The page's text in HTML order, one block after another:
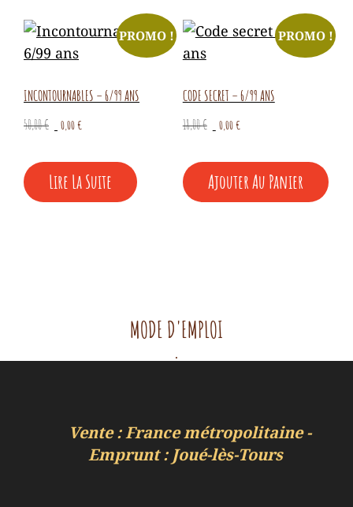
PROMO !
INCONTOURNABLES – 6/99 ANS
50,00€
Le
initial
était :
0,00€
actuel
est :
0,00 €.
Lire La Suite
PROMO !
CODE SECRET – 6/99 ANS
18,00€
Le
initial
était :
0,00€
actuel
est :
Ajouter Au Panier
MODE D'EMPLOI
.
Vente : France métropolitaine -
Emprunt : Joué-lès-Tours